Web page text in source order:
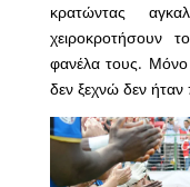
κρατώντας
χειροκροτήσουν
φανέλα τους.
δεν ξεχνώ δεν